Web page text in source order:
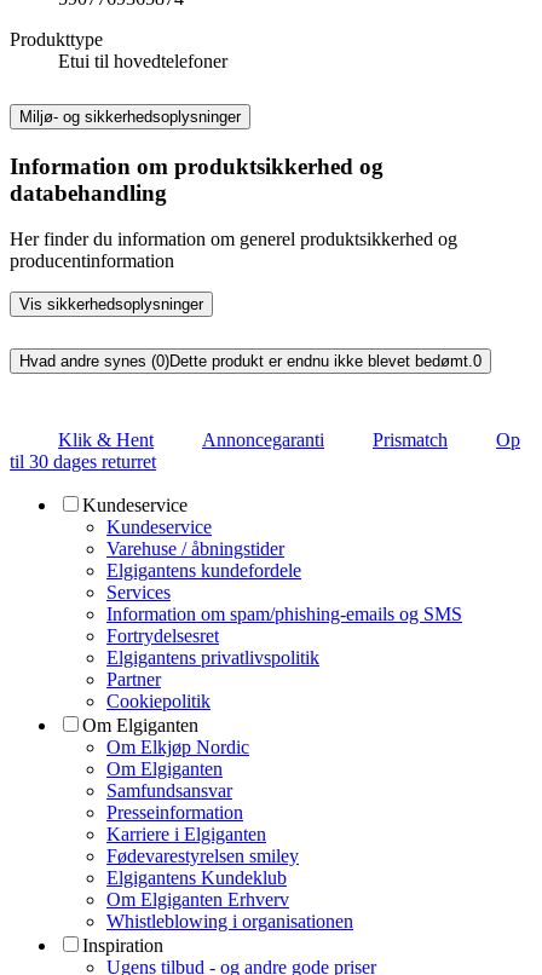
Produkttype
Etui til hovedtelefoner
Miljø- og sikkerhedsoplysninger
Information om produktsikkerhed og
databehandling
Her finder du information om generel produktsikkerhed og
producentinformation
Vis sikkerhedsoplysninger
Hvad andre synes (0)Dette produkt er endnu ikke blevet bedømt.0
Klik & Hent Annoncegaranti Prismatch
Op
til 30 dages returret
Kundeservice
Kundeservice
Varehuse / åbningstider
Elgigantens kundefordele
Services
Information om spam/phishing-emails og SMS
Fortrydelsesret
Elgigantens privatlivspolitik
Partner
Cookiepolitik
Om Elgiganten
Om Elkjøp Nordic
Om Elgiganten
Samfundsansvar
Presseinformation
Karriere i Elgiganten
Fødevarestyrelsen smiley
Elgigantens Kundeklub
Om Elgiganten Erhverv
Whistleblowing i organisationen
Inspiration
Ugens tilbud - og andre gode priser